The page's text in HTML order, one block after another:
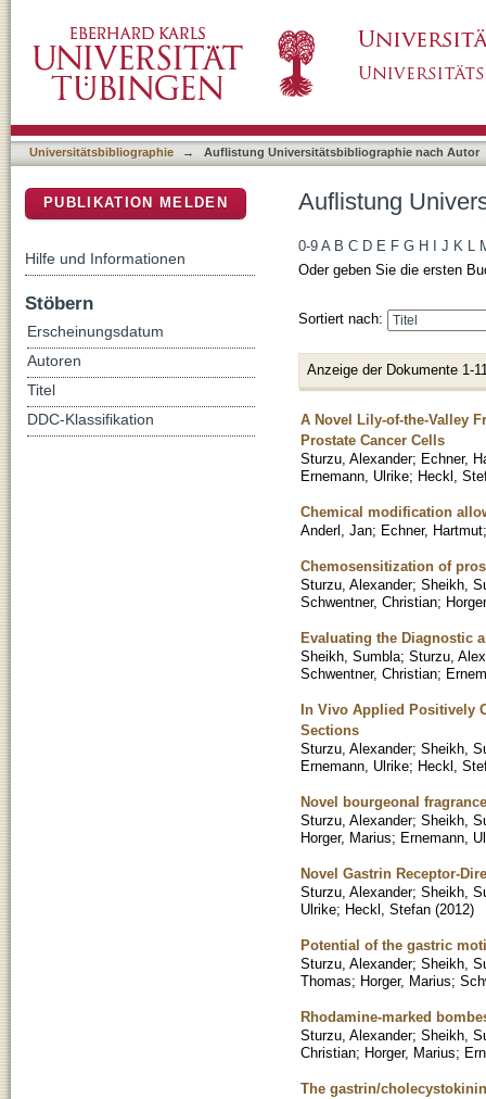
Universitätsbibliographie → Auflistung Universitätsbibliographie nach Autor
Auflistung
0-9 A B C D E F G H J K L
Oder geben Sie die ersten
Sortiert nach:
Anzeige der Dokumente 1-
A Novel Lily-of-the-Valley
Prostate Cancer Cells
Sturzu, Alexander; Echner,
Ernemann, Ulrike; Heckl,
Chemical modification
Anderl, Jan; Echner, Hartmut
Chemosensitization of
Sturzu, Alexander; Sheikh,
Schwentner, Christian;
Evaluating the Diagnostic
Sheikh, Sumbla; Sturzu,
Schwentner, Christian;
In Vivo Applied Positively
Sections
Sturzu, Alexander; Sheikh,
Ernemann, Ulrike; Heckl,
Novel bourgeonal
Sturzu, Alexander; Sheikh,
Horger, Marius; Ernemann,
Novel Gastrin Receptor-
Sturzu, Alexander; Sheikh,
Ulrike; Heckl, Stefan (2012)
Potential of the gastric
Sturzu, Alexander; Sheikh,
Thomas; Horger, Marius;
Rhodamine-marked
Sturzu, Alexander; Sheikh,
Christian; Horger, Marius;
The gastrin/
PUBLIKATION MELDEN
Hilfe und Informationen
Stöbern
Erscheinungsdatum
Autoren
Titel
DDC-Klassifikation